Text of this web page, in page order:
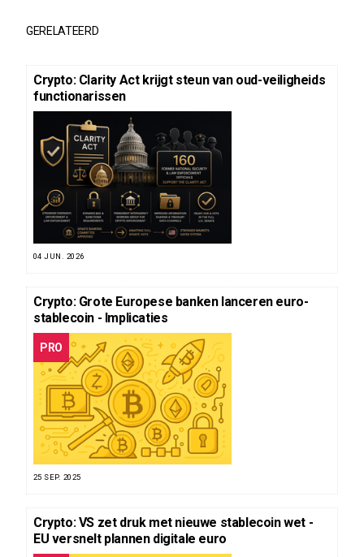
GERELATEERD
Crypto: Clarity Act krijgt steun van oud-veiligheids
functionarissen
04 JUN. 2026
Crypto: Grote Europese banken lanceren euro-
stablecoin - Implicaties
PRO
25 SEP. 2025
Crypto: VS zet druk met nieuwe stablecoin wet -
EU versnelt plannen digitale euro